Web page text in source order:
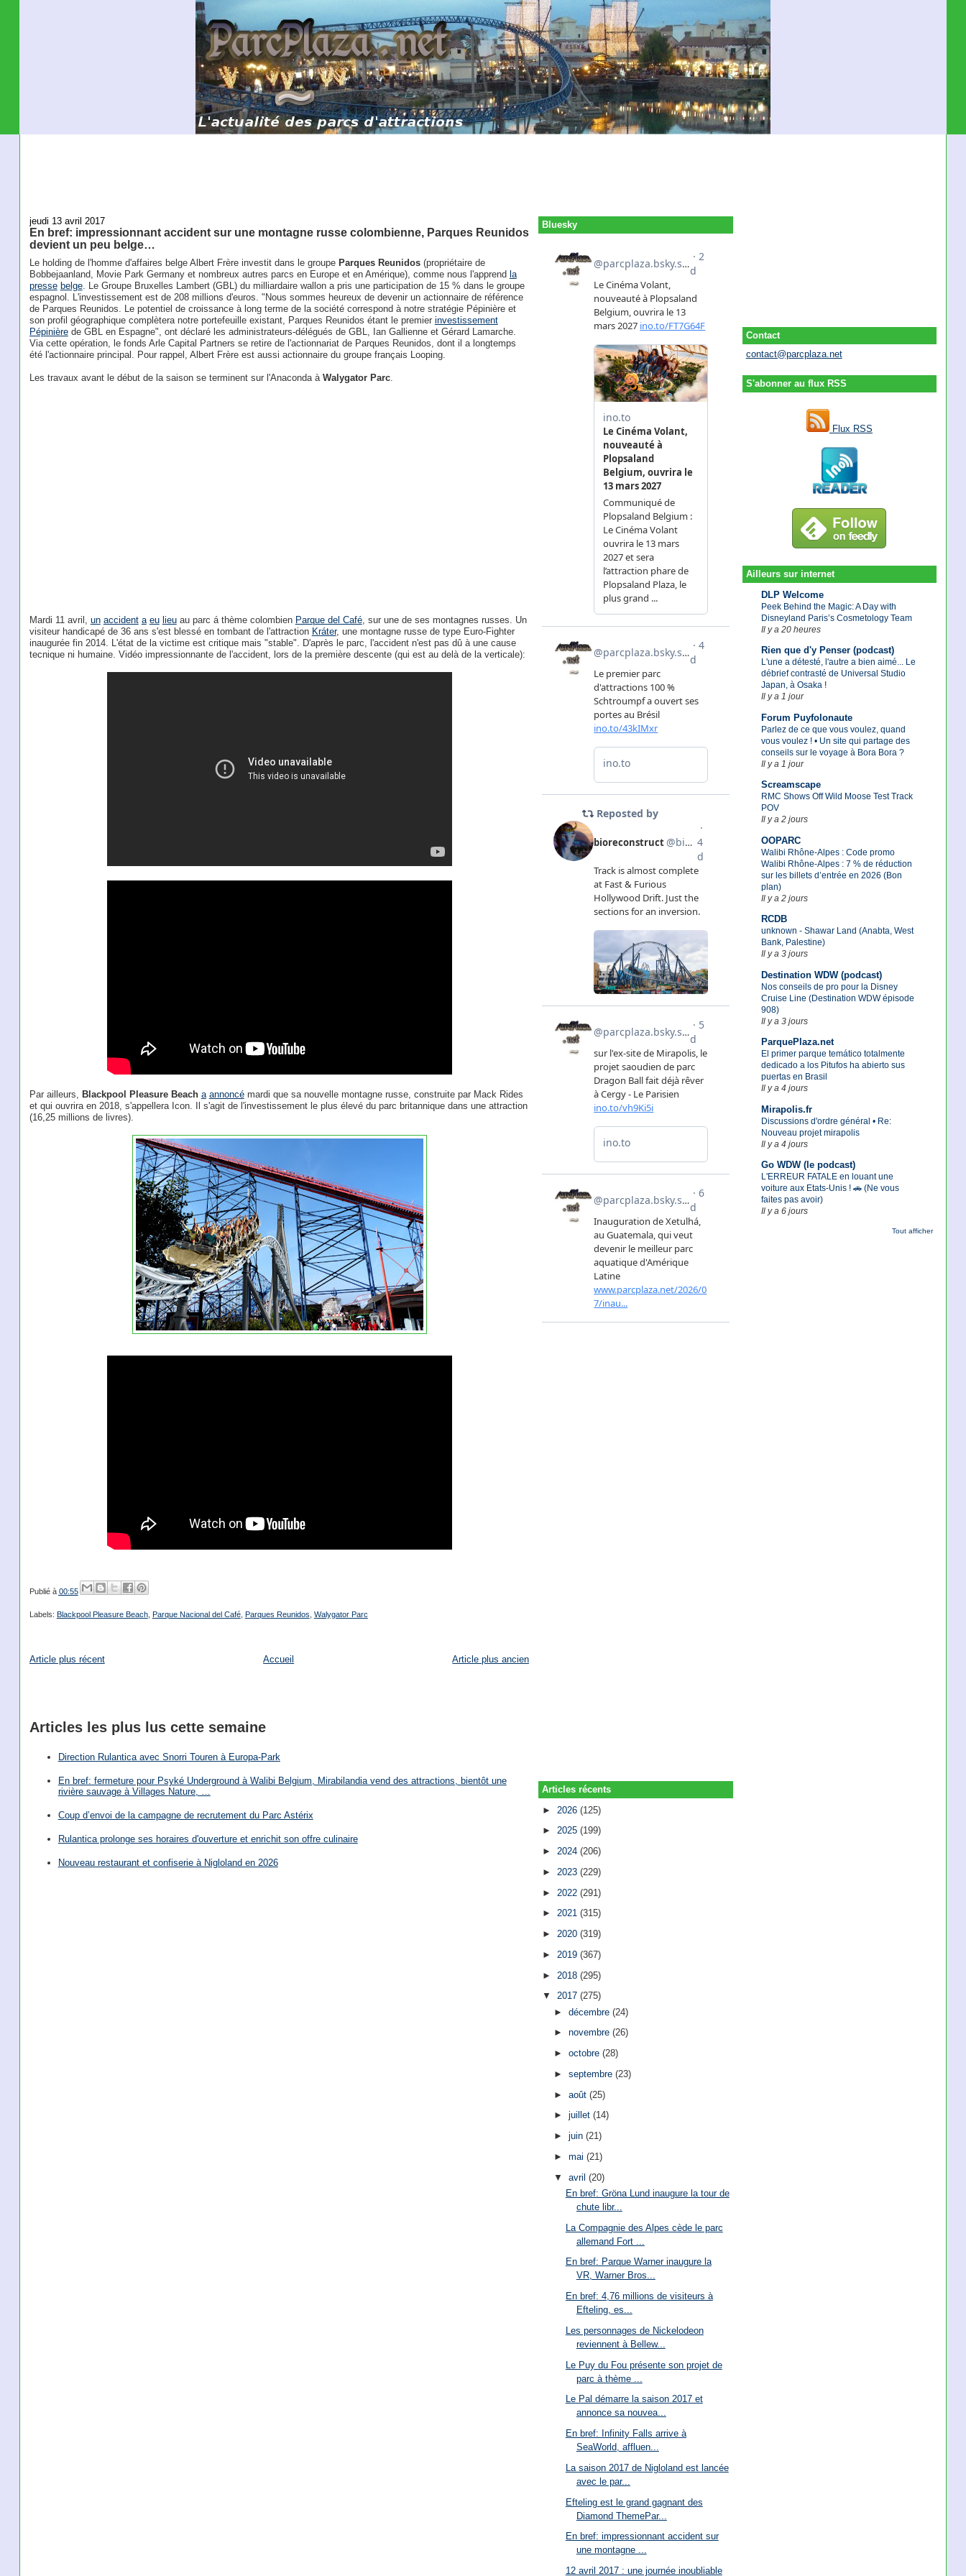
Contact
contact@parcplaza.net
S'abonner au flux RSS
Flux RSS
Ailleurs sur internet
DLP Welcome
Peek Behind the Magic: A Day with
Disneyland Paris’s Cosmetology Team
Il y a 20 heures
Rien que d'y Penser (podcast)
L'une a détesté, l'autre a bien aimé... Le
débrief contrasté de Universal Studio
Japan, à Osaka !
Il y a 1 jour
Forum Puyfolonaute
Parlez de ce que vous voulez, quand
vous voulez ! • Un site qui partage des
conseils sur le voyage à Bora Bora ?
Il y a 1 jour
Screamscape
RMC Shows Off Wild Moose Test Track
POV
Il y a 2 jours
OOPARC
Walibi Rhône-Alpes : Code promo
Walibi Rhône-Alpes : 7 % de réduction
sur les billets d’entrée en 2026 (Bon
plan)
Il y a 2 jours
RCDB
unknown - Shawar Land (Anabta, West
Bank, Palestine)
Il y a 3 jours
Destination WDW (podcast)
Nos conseils de pro pour la Disney
Cruise Line (Destination WDW épisode
908)
Il y a 3 jours
ParquePlaza.net
El primer parque temático totalmente
dedicado a los Pitufos ha abierto sus
puertas en Brasil
Il y a 4 jours
Mirapolis.fr
Discussions d'ordre général • Re:
Nouveau projet mirapolis
Il y a 4 jours
Go WDW (le podcast)
L'ERREUR FATALE en louant une
voiture aux Etats-Unis ! 🚗 (Ne vous
faites pas avoir)
Il y a 6 jours
Tout afficher
jeudi 13 avril 2017
En bref: impressionnant accident sur une montagne russe colombienne, Parques Reunidos
devient un peu belge…
Le holding de l'homme d'affaires belge Albert Frère investit dans le groupe Parques Reunidos(propriétaire de
Bobbejaanland, Movie Park Germany et nombreux autres parcs en Europe et en Amérique), comme nous l'apprend la
presse belge. Le Groupe Bruxelles Lambert (GBL) du milliardaire wallon a pris une participation de 15 % dans le groupe
espagnol. L'investissement est de 208 millions d'euros. "Nous sommes heureux de devenir un actionnaire de référence
de Parques Reunidos. Le potentiel de croissance à long terme de la société correspond à notre stratégie Pépinière et
son profil géographique complètera notre portefeuille existant, Parques Reunidos étant le premier investissement
Pépinièrede GBL en Espagne", ont déclaré les administrateurs-délégués de GBL, Ian Gallienne et Gérard Lamarche.
Via cette opération, le fonds Arle Capital Partners se retire de l'actionnariat de Parques Reunidos, dont il a longtemps
été l'actionnaire principal. Pour rappel, Albert Frère est aussi actionnaire du groupe français Looping.
Les travaux avant le début de la saison se terminent sur l'Anaconda à Walygator Parc.
Mardi 11 avril, un accident a eu lieuau parc á thème colombien Parque del Café, sur une de ses montagnes russes. Un
visiteur handicapé de 36 ans s'est blessé en tombant de l'attraction Kráter, une montagne russe de type Euro-Fighter
inaugurée fin 2014. L'état de la victime est critique mais "stable". D'après le parc, l'accident n'est pas dû à une cause
tecnique ni humaine. Vidéo impressionnante de l'accident, lors de la première descente (qui est au delà de la verticale):
Par ailleurs, Blackpool Pleasure Beach a annoncémardi que sa nouvelle montagne russe, construite par Mack Rides
et qui ouvrira en 2018, s'appellera Icon. Il s'agit de l'investissement le plus élevé du parc britannique dans une attraction
(16,25 millions de livres).
Publié à 00:55
Labels: Blackpool Pleasure Beach, Parque Nacional del Café, Parques Reunidos Walygator Parc
Article plus récent Article plus ancien
Accueil
Articles les plus lus cette semaine
Direction Rulantica avec Snorri Touren à Europa-Park
En bref: fermeture pour Psyké Underground à Walibi Belgium, Mirabilandia vend des attractions, bientôt une
rivière sauvage à Villages Nature, …
Coup d’envoi de la campagne de recrutement du Parc Astérix
Rulantica prolonge ses horaires d'ouverture et enrichit son offre culinaire
Nouveau restaurant et confiserie à Nigloland en 2026
Bluesky
Articles récents
► 2026(125)
►2025(199)
►2024(206)
► 2023(229)
► 2022(291)
►2021(315)
►2020(319)
► 2019(367)
► 2018(295)
▼2017(275)
► décembre (24)
► novembre (26)
► octobre (28)
► septembre (23)
► août (25)
► juillet (14)
► juin (21)
► mai (21)
▼ avril (20)
En bref: Gröna Lund inaugure la tour de
chute libr...
La Compagnie des Alpes cède le parc
allemand Fort ...
En bref: Parque Warner inaugure la
VR, Warner Bros...
En bref: 4,76 millions de visiteurs à
Efteling, es...
Les personnages de Nickelodeon
reviennent à Bellew...
Le Puy du Fou présente son projet de
parc à thème ...
Le Pal démarre la saison 2017 et
annonce sa nouvea...
En bref: Infinity Falls arrive à
SeaWorld, affluen...
La saison 2017 de Nigloland est lancée
avec le par...
Efteling est le grand gagnant des
Diamond ThemePar...
En bref: impressionnant accident sur
une montagne ...
12 avril 2017 : une journée inoubliable